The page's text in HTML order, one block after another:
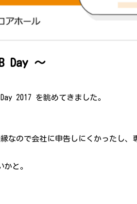
Day ～
2017 を眺めてきました。
なので会社に申告しにくかったし、
と。